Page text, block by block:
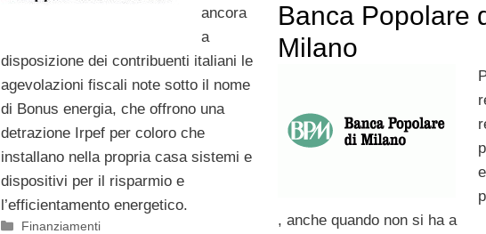
ancora
a
disposizione dei contribuenti italiani le
agevolazioni fiscali note sotto il nome
di Bonus energia, che offrono una
detrazione Irpef per coloro che
installano nella propria casa sistemi e
dispositivi per il risparmio e
l’efficientamento energetico.
Categorie
Finanziamenti
Banca Popolare
Milano
, anche quando non si ha a